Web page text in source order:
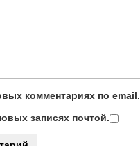
комментариях по email.
записях почтой.